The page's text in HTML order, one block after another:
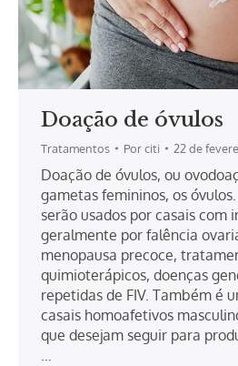
Doação de óvulos
Tratamentos Porciti 22 de
Doação de óvulos, ou
gametas femininos, os
serão usados por casais com
geralmente por falência
menopausa precoce,
quimioterápicos, doenças
repetidas de FIV. Também é
casais homoafetivos
que desejam seguir para
…